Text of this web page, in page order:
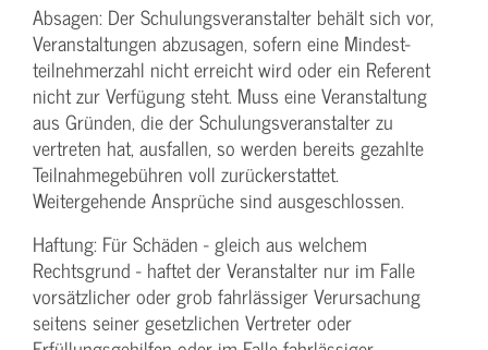
Absagen: Der Schulungs­veranstalter behält sich vor,
Veranstaltungen abzusagen, sofern eine Mindest­
teilnehmerzahl nicht erreicht wird oder ein Referent
nicht zur Verfügung steht. Muss eine Veranstaltung
aus Gründen, die der Schulungs­veranstalter zu
vertreten hat, ausfallen, so werden bereits gezahlte
Teilnahme­gebühren voll zurückerstattet.
Weitergehende Ansprüche sind ausgeschlossen.
Haftung: Für Schäden - gleich aus welchem
Rechtsgrund - haftet der Veranstalter nur im Falle
vorsätzlicher oder grob fahrlässiger Verursachung
seitens seiner gesetzlichen Vertreter oder